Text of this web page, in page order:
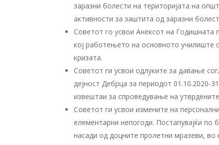
заразни болести на територијата на
активности за заштита од заразни
Советот го усвои Анексот на
кој работењето на основното училиште
кризата.
Советот ги усвои одлуките за давање
дејност Дебрца за периодот 01.10.2020-
извештаи за спроведување на
Советот ги усвои измените на
елементарни непогоди. Постапувајќи
насади од доцните пролетни мразеви, во